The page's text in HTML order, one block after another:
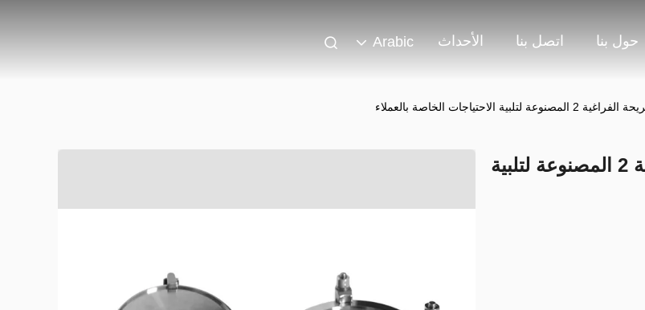
حول بنا اتصل بنا الأحداث Arabic
الخاصة بالعملاء
سلسلة الشريحة الفراغية الشريحة الفراغية 2 المصنوعة لتلبية